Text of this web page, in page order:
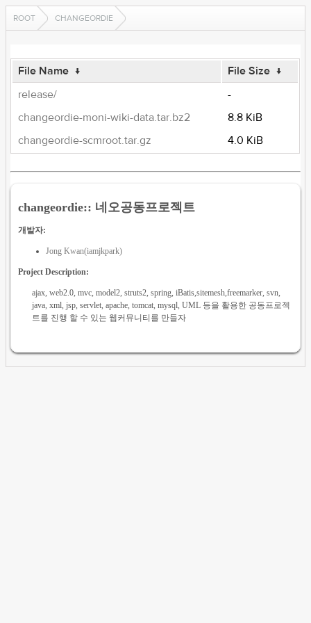
ROOT CHANGEORDIE
File Name ↓ File Size ↓
release/
-
changeordie-moni-wiki-data.tar.bz2
8.8 KiB
changeordie-scmroot.tar.gz
4.0 KiB
changeordie:: 네오공동프로젝트
개발자:
Jong Kwan(iamjkpark)
Project Description:
ajax, web2.0, mvc, model2, struts2, spring, iBatis,sitemesh,freemarker, svn,
java, xml, jsp, servlet, apache, tomcat, mysql, UML 등을 활용한 공동프로젝
트를 진행 할 수 있는 웹커뮤니티를 만들자